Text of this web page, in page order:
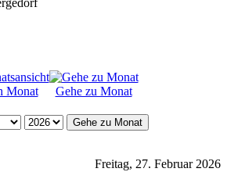
Monat Gehe zu Monat
Gehe zu Monat
Freitag, 27. Februar 2026